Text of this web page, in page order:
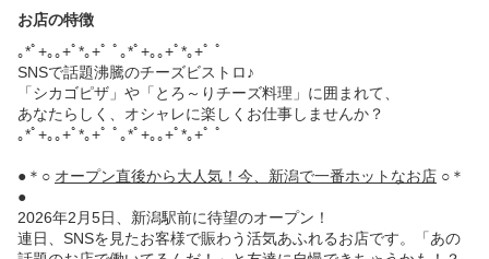
お店の特徴
｡*ﾟ+｡｡+ﾟ*｡+ﾟ ﾟ｡*ﾟ+｡｡+ﾟ*｡+ﾟ ﾟ
SNSで話題沸騰のチーズビストロ♪
「シカゴピザ」や「とろ～りチーズ料理」に囲まれて、
あなたらしく、オシャレに楽しくお仕事しませんか？
｡*ﾟ+｡｡+ﾟ*｡+ﾟ ﾟ｡*ﾟ+｡｡+ﾟ*｡+ﾟ ﾟ
●＊○ オープン直後から大人気！今、新潟で一番ホットなお店 ○＊
●
2026年2月5日、新潟駅前に待望のオープン！
連日、SNSを見たお客様で賑わう活気あふれるお店です。「あの